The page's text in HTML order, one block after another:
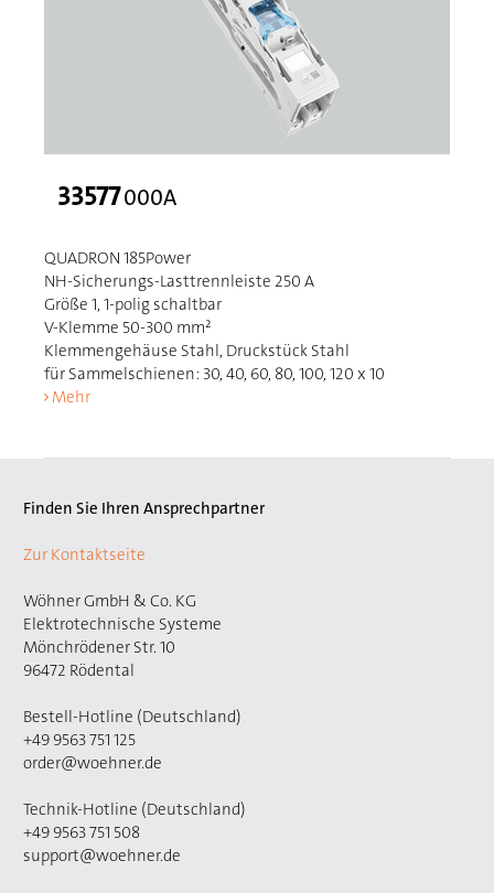
33577000A
QUADRON 185Power
NH-Sicherungs-Lasttrennleiste 250 A
Größe 1, 1-polig schaltbar
V-Klemme 50-300 mm²
Klemmengehäuse Stahl, Druckstück Stahl
für Sammelschienen: 30, 40, 60, 80, 100, 120 x 10
Mehr
Finden Sie Ihren Ansprechpartner
Zur Kontaktseite
Wöhner GmbH & Co. KG
Elektrotechnische Systeme
Mönchrödener Str. 10
96472 Rödental
Bestell-Hotline (Deutschland)
+49 9563 751 125
order@woehner.de
Technik-Hotline (Deutschland)
+49 9563 751 508
support@woehner.de